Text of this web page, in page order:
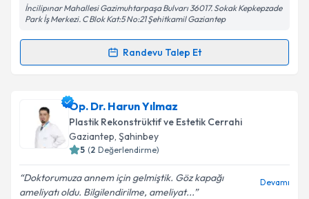
Kişisel verilerimin işlenmesine ilişkinAydınlatma
Metni'ni okudum ve kişisel verilerimin belirtilen
kapsamda işlenmesini kabul ediyorum.
İncilipınar Mahallesi Gazimuhtarpaşa Bulvarı 36017. Sokak Kepkepzade
Park İş Merkezi. C Blok Kat:5 No:21 Şehitkamil Gaziantep
Randevu Talep Et
Randevu Takvimi Talebi
Dr. Öğr. Üyesi Mustafa Nihat Koç
takvimi talebi oluşturun. Size bu uzmandan randevu
almanız için bir takvim hazırlandığında e-posta ile
bilgilendireceğiz.
E-posta Adresiniz
Op. Dr. Harun Yılmaz
Plastik Rekonstrüktif ve Estetik Cerrahi
Gaziantep, Şahinbey
5 (2 Değerlendirme)
Doktorumuza annem için gelmiştik. Göz kapağı
ameliyatı oldu. Bilgilendirilme, ameliyat...
Devamı